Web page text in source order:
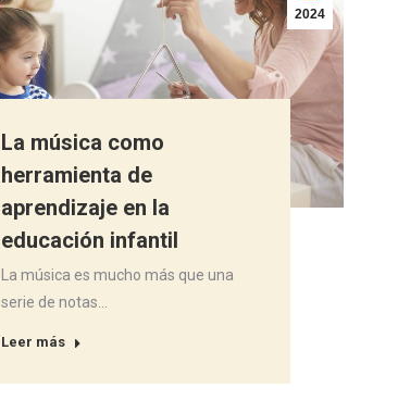
2024
La música como
herramienta de
aprendizaje en la
educación infantil
La música es mucho más que una
serie de notas…
Leer más